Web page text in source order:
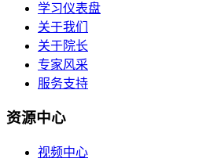
学习仪表盘
关于我们
关于院长
专家风采
服务支持
资源中心
视频中心